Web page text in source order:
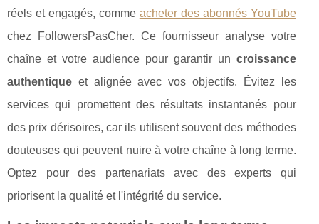
réels et engagés, comme acheter des abonnés YouTube
chez FollowersPasCher. Ce fournisseur analyse votre
chaîne et votre audience pour garantir un croissance
authentique et alignée avec vos objectifs. Évitez les
services qui promettent des résultats instantanés pour
des prix dérisoires, car ils utilisent souvent des méthodes
douteuses qui peuvent nuire à votre chaîne à long terme.
Optez pour des partenariats avec des experts qui
priorisent la qualité et l'intégrité du service.